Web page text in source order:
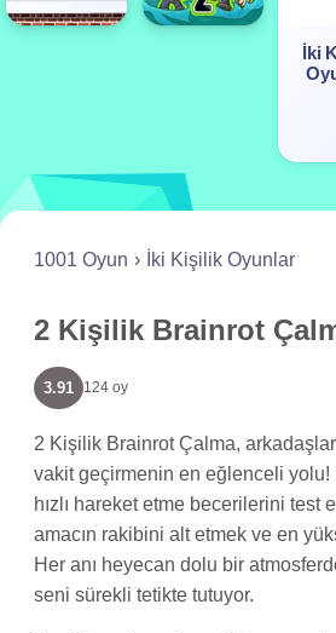
İki
1001 Oyun İki Kişilik Oyunlar
2 Kişilik Brainrot
3.91 124 oy
2 Kişilik Brainrot Çalma,
vakit geçirmenin en eğlenceli yolu!
hızlı hareket etme becerilerini test
amacın rakibini alt etmek ve en
Her anı heyecan dolu bir
seni sürekli tetikte tutuyor.